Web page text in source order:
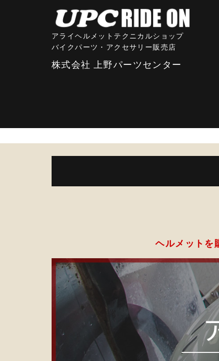
アライヘルメットテクニカルショップ
バイクパーツ・アクセサリー販売店
株式会社 上野パーツセンター
ヘルメットを